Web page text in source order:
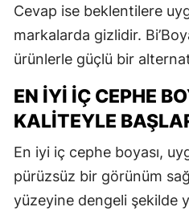
Cevap ise beklentilere
markalarda gizlidir.
ürünlerle güçlü bir
EN İYI İÇ CEPHE
KALITEYLE
En iyi iç cephe boyası,
pürüzsüz bir görünüm
yüzeyine dengeli şekilde